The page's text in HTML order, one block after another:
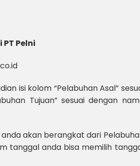
Pelni
isi kolom “Pelabuhan Asal”
Tujuan” sesuai dengan
akan berangkat dari
tanggal anda bisa memilih